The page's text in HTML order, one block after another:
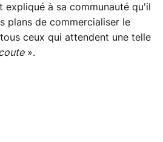
expliqué à sa communauté qu'il
plans de commercialiser le
ceux qui attendent une telle
».